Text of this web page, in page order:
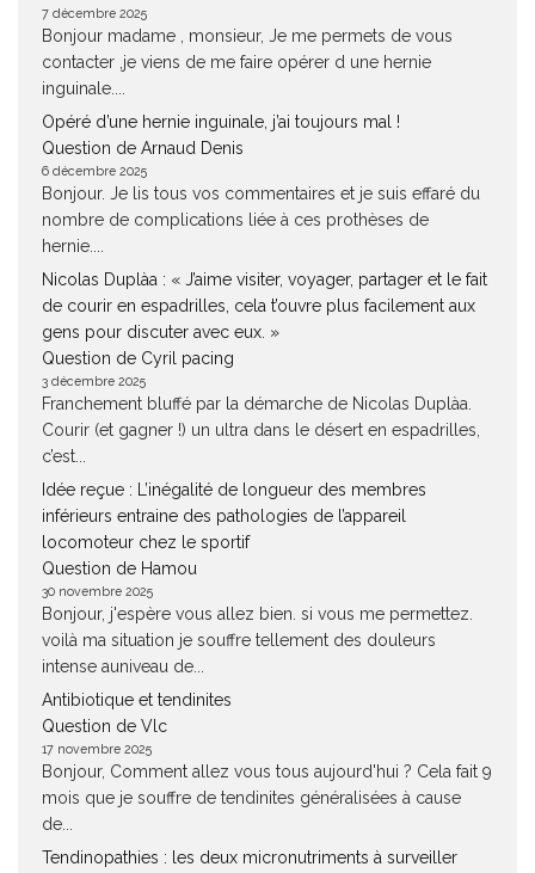
7 décembre 2025
Bonjour madame , monsieur, Je me permets de vous
contacter ,je viens de me faire opérer d une hernie
inguinale....
Opéré d’une hernie inguinale, j’ai toujours mal !
Question de Arnaud Denis
6 décembre 2025
Bonjour. Je lis tous vos commentaires et je suis effaré du
nombre de complications liée à ces prothèses de
hernie....
Nicolas Duplàa : « J’aime visiter, voyager, partager et le fait
de courir en espadrilles, cela t’ouvre plus facilement aux
gens pour discuter avec eux. »
Question de Cyril pacing
3 décembre 2025
Franchement bluffé par la démarche de Nicolas Duplàa.
Courir (et gagner !) un ultra dans le désert en espadrilles,
c’est...
Idée reçue : L’inégalité de longueur des membres
inférieurs entraine des pathologies de l’appareil
locomoteur chez le sportif
Question de Hamou
30 novembre 2025
Bonjour, j'espère vous allez bien. si vous me permettez.
voilà ma situation je souffre tellement des douleurs
intense auniveau de...
Antibiotique et tendinites
Question de Vlc
17 novembre 2025
Bonjour, Comment allez vous tous aujourd'hui ? Cela fait 9
mois que je souffre de tendinites généralisées à cause
de...
Tendinopathies : les deux micronutriments à surveiller